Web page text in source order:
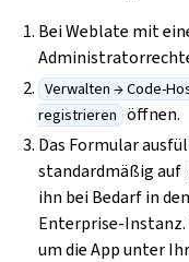
Bei Weblate mit
Verwalten → Code-
registrieren öffnen.
Das Formular
standardmäßig auf
ihn bei Bedarf in
Enterprise-Instanz.
um die App unter